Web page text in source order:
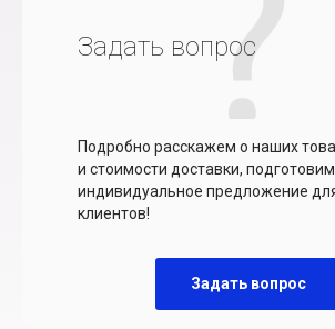
Задать вопрос
Подробно расскажем о наших
и стоимости доставки, подготовим
индивидуальное предложение
клиентов!
Задать вопрос